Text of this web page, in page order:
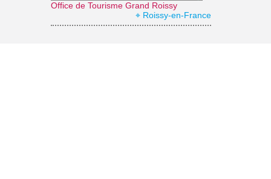
Office de Tourisme Grand Roissy
⌖ Roissy-en-France